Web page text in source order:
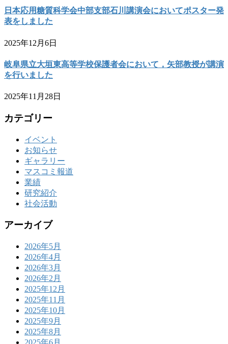
日本応用糖質科学会中部支部石川講演会においてポスター発
表をしました
2025年12月6日
岐阜県立大垣東高等学校保護者会において，矢部教授が講演
を行いました
2025年11月28日
カテゴリー
イベント
お知らせ
ギャラリー
マスコミ報道
業績
研究紹介
社会活動
アーカイブ
2026年5月
2026年4月
2026年3月
2026年2月
2025年12月
2025年11月
2025年10月
2025年9月
2025年8月
2025年6月